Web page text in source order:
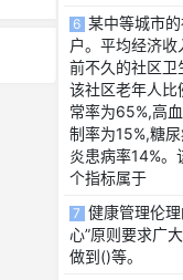
6 某中等城市
户。平均经济
前不久的社区卫
该社区老年人
常率为65%,高
制率为15%,糖
炎患病率14%
个指标属于
7 健康管理伦
心”原则要求广
做到()等。